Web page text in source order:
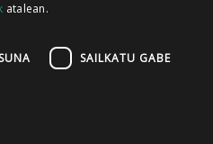
GUKA
GUKA ZUMAIA GUKA
atalean.
SAILKATU GABE